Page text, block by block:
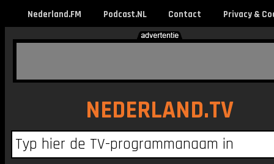
Nederland.FM Podcast.NL Contact Privacy &
NEDERLAND.TV